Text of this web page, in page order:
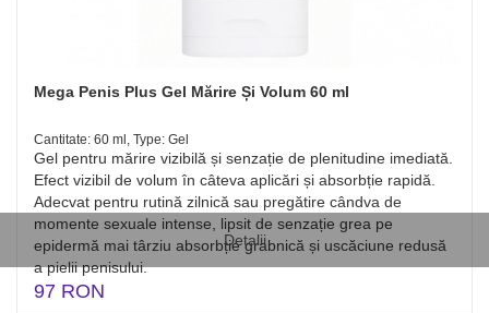
Detalii
Mega Penis Plus Gel Mărire Și Volum 60 ml
Cantitate: 60 ml, Type: Gel
Gel pentru mărire vizibilă și senzație de plenitudine imediată.
Efect vizibil de volum în câteva aplicări și absorbție rapidă.
Adecvat pentru rutină zilnică sau pregătire cândva de
momente sexuale intense, lipsit de senzație grea pe
epidermă mai târziu absorbție grabnică și uscăciune redusă
a pielii penisului.
97 RON